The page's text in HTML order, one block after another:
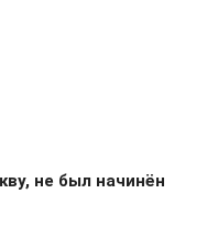
не был начинён